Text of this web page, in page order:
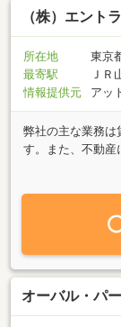
（株）エント
所在地
東京
最寄駅
ＪＲ
情報提供元
アッ
弊社の主な業務は
す。また、不動産
す。 不動産の運
オーバル・パ